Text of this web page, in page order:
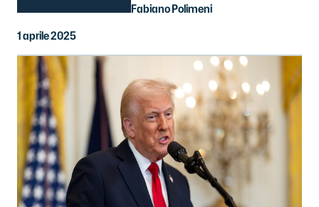
Fabiano Polimeni
1 aprile 2025